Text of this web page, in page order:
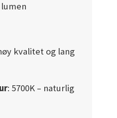
lumen
kvalitet og lang
: 5700K – naturlig